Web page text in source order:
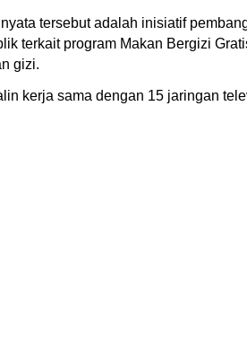
tersebut adalah inisiatif
terkait program Makan Bergizi
gizi.
kerja sama dengan 15 jaringan